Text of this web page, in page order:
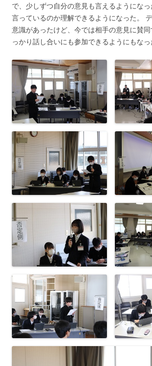
で、少しずつ自分の意見も言えるようにな
言っているのか理解できるようになった。
意識があったけど、今では相手の意見に賛
っかり話し合いにも参加できるようにもなっ